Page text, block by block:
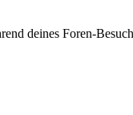
deines Foren-